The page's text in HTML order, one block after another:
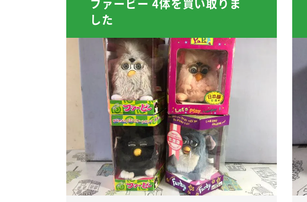
した